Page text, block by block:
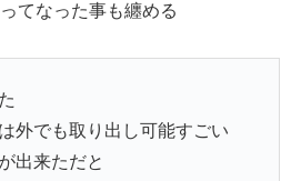
てなった事も纏める
外でも取り出し可能すごい
出来ただと